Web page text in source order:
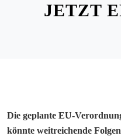
JETZT
Die geplante EU-
könnte weitreichende